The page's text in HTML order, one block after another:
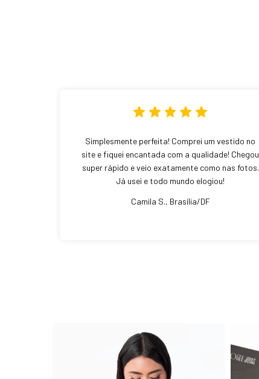
Simplesmente perfeita! Comprei um vestido no
site e fiquei encantada com a qualidade! Chegou
super rápido e veio exatamente como nas fotos.
Já usei e todo mundo elogiou!
Camila S., Brasília/DF